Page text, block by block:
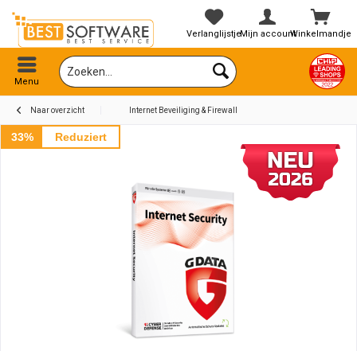
Winkelmandje
VerlanglijstjeMijn account
Menu
Naar overzicht Internet Beveiliging & Firewall
33% Reduziert